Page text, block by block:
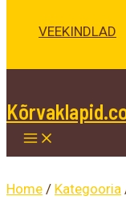
VEEKINDLAD
Home / Kategooria